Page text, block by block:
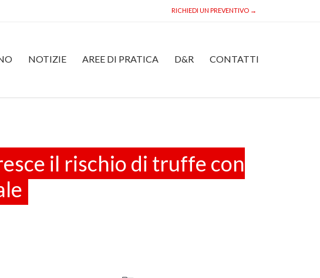
RICHIEDI UN PREVENTIVO →
NOTIZIE AREE DI PRATICA D&R CONTATTI
il rischio di truffe con